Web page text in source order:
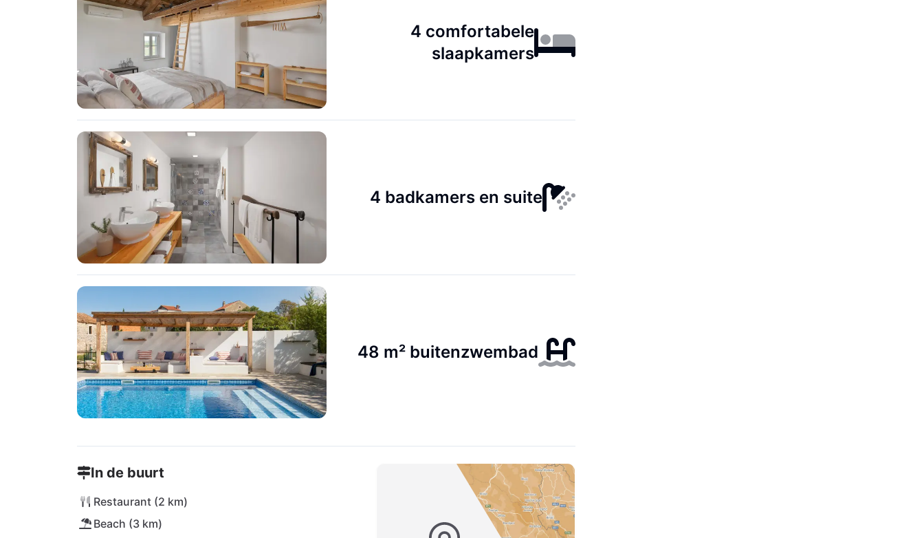
4 comfortabele
slaapkamers
4 badkamers en suite
48 m² buitenzwembad
In de buurt
Restaurant (2 km)
Beach (3 km)